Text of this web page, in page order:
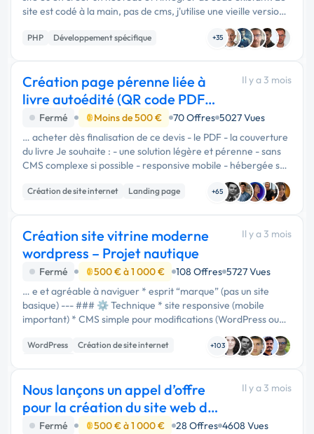
site est codé à la main, pas de cms, j'utilise une vieille version
PHP Développement spécifique +35
Création page pérenne liée à
livre autoédité (QR code PDF
évolutif)
Il y a 3 mois
Fermé Moins de 500 € 70 Offres 5027 Vues
… acheter dès finalisation de ce devis - le PDF - la couverture
du livre Je souhaite : - une solution légère et pérenne - sans
CMS complexe si possible - responsive mobile - hébergée sur
Infomaniak - une page non indexée Google (noindex) car je …
Création de site internet
Landing page
+65
Création site vitrine moderne
wordpress – Projet nautique
Il y a 3 mois
Fermé 500 € à 1 000 € 108 Offres 5727 Vues
… e et agréable à naviguer * esprit “marque” (pas un site
basique) --- ### ⚙️ Technique * site responsive (mobile
important) * CMS simple pour modifications (WordPress ou
autre) --- ### 💰 Budget Budget optimisé, ouvert selon
profil. Nous …
WordPress
Création de site internet
+103
Nous lançons un appel d’offre
pour la création du site web de
NovaTech
Il y a 3 mois
Fermé 500 € à 1 000 € 28 Offres 4608 Vues